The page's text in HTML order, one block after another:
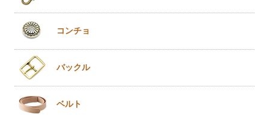
コンチョ
バックル
ベルト